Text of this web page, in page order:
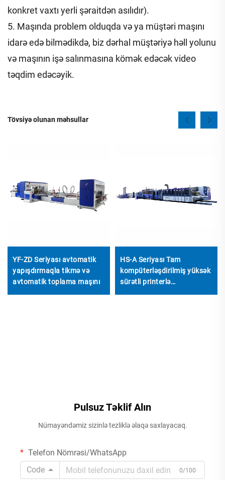
konkret vaxtı yerli şəraitdən asılıdır).
5. Maşında problem olduqda və ya müştəri maşını
idarə edə bilmədikdə, biz dərhal müştəriyə həll yolunu
və maşının işə salınmasına kömək edəcək video
təqdim edəcəyik.
Tövsiyə olunan məhsullar
YF-ZD Seriyası avtomatik
yapışdırmaqla tikmə və
avtomatik toplama maşını
HS-A Seriyası Tam
kompüterləşdirilmiş yüksək
sürətli printerlə
Pulsuz Təklif Alın
Nümayəndəmiz sizinlə tezliklə əlaqə saxlayacaq.
Telefon Nömrəsi/WhatsApp
Code
0/100